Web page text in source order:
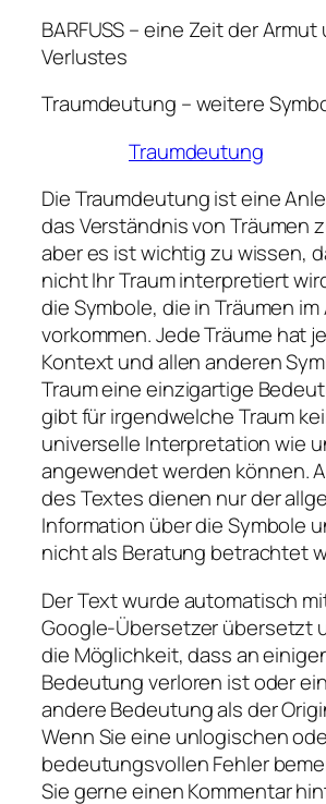
BARFUSS – eine Zeit der
Verlustes
Traumdeutung – weitere
Traumdeutung
Die Traumdeutung ist eine
das Verständnis von Träumen
aber es ist wichtig zu wissen,
nicht Ihr Traum interpretiert
die Symbole, die in Träumen
vorkommen. Jede Träume hat
Kontext und allen anderen
Traum eine einzigartige
gibt für irgendwelche Traum
universelle Interpretation wie
angewendet werden können.
des Textes dienen nur der
Information über die Symbole
nicht als Beratung betrachtet
Der Text wurde automatisch
Google-Übersetzer übersetzt
die Möglichkeit, dass an
Bedeutung verloren ist oder
andere Bedeutung als der
Wenn Sie eine unlogischen
bedeutungsvollen Fehler
Sie gerne einen Kommentar